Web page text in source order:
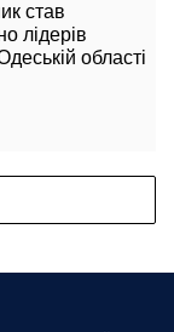
став
лідерів
області